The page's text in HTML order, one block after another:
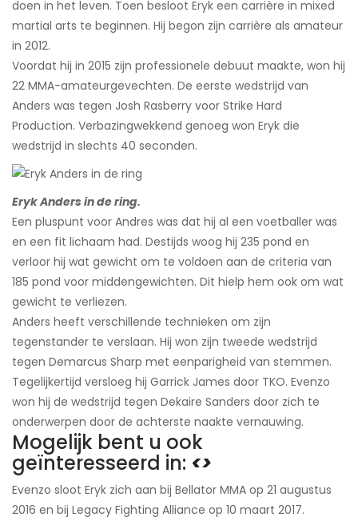
doen in het leven. Toen besloot Eryk een carrière in mixed
martial arts te beginnen. Hij begon zijn carrière als amateur
in 2012.
Voordat hij in 2015 zijn professionele debuut maakte, won hij
22 MMA-amateurgevechten. De eerste wedstrijd van
Anders was tegen Josh Rasberry voor Strike Hard
Production. Verbazingwekkend genoeg won Eryk die
wedstrijd in slechts 40 seconden.
Eryk Anders in de ring.
Een pluspunt voor Andres was dat hij al een voetballer was
en een fit lichaam had. Destijds woog hij 235 pond en
verloor hij wat gewicht om te voldoen aan de criteria van
185 pond voor middengewichten. Dit hielp hem ook om wat
gewicht te verliezen.
Anders heeft verschillende technieken om zijn
tegenstander te verslaan. Hij won zijn tweede wedstrijd
tegen Demarcus Sharp met eenparigheid van stemmen.
Tegelijkertijd versloeg hij Garrick James door TKO. Evenzo
won hij de wedstrijd tegen Dekaire Sanders door zich te
onderwerpen door de achterste naakte vernauwing.
Mogelijk bent u ook
geïnteresseerd in: <>
Evenzo sloot Eryk zich aan bij Bellator MMA op 21 augustus
2016 en bij Legacy Fighting Alliance op 10 maart 2017.